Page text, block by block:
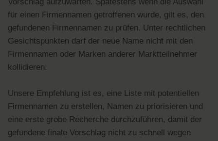
Vorschlag aufzuwarten. Spätestens wenn die Auswahl
für einen Firmennamen getroffenen wurde, gilt es, den
gefundenen Firmennamen zu prüfen. Unter rechtlichen
Gesichtspunkten darf der neue Name nicht mit den
Firmennamen oder Marken anderer Marktteilnehmer
kollidieren.
Unsere Empfehlung ist es, eine Liste mit potentiellen
Firmennamen zu erstellen, Namen zu priorisieren und
eine erste grobe Recherche durchzuführen, damit der
gefundene finale Vorschlag nicht zu schnell wegen